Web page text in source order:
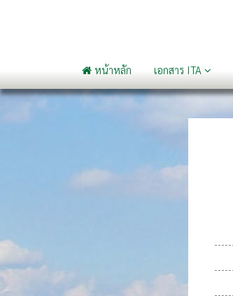
หน้าหลัก เอกสาร ITA